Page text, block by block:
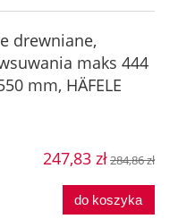
drewniane,
maks 444
mm, HÄFELE
247,83 zł284,86 zł
do koszyka